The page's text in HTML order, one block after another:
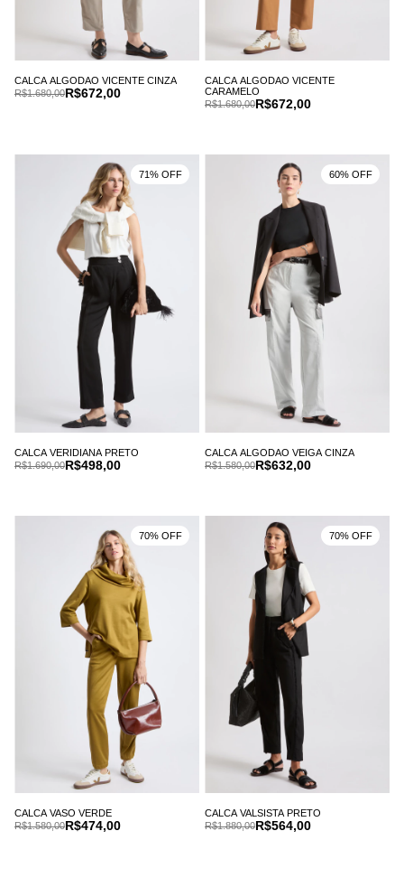
CALCA ALGODAO VICENTE CINZA
R$672,00
R$1.680,00
CALCA ALGODAO VICENTE
CARAMELO
R$672,00
R$1.680,00
CALCA VERIDIANA PRETO
R$498,00
R$1.690,00
71% OFF
CALCA ALGODAO VEIGA CINZA
R$632,00
R$1.580,00
60% OFF
CALCA VASO VERDE
R$474,00
R$1.580,00
70% OFF
CALCA VALSISTA PRETO
R$564,00
R$1.880,00
70% OFF